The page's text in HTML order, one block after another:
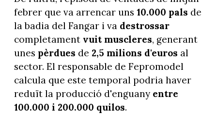
febrer que va arrencar uns 10.000 pals de
la badia del Fangar i va destrossar
completament vuit muscleres, generant
unes pèrdues de 2,5 milions d'euros al
sector. El responsable de Fepromodel
calcula que este temporal podria haver
reduït la producció d'enguany entre
100.000 i 200.000 quilos.